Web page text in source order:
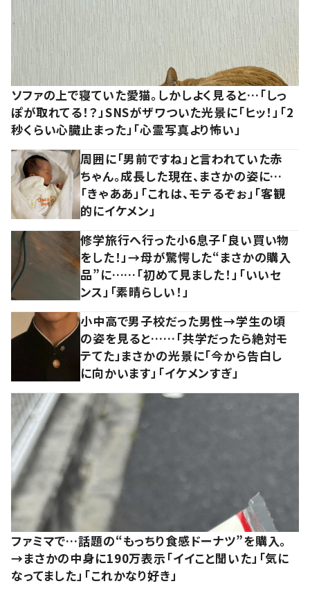
ソファの上で寝ていた愛猫。しかしよく見ると…「しっ
ぽが取れてる！？」SNSがザワついた光景に「ヒッ！」「2
秒くらい心臓止まった」「心霊写真より怖い」
周囲に「男前ですね」と言われていた赤
ちゃん。成長した現在、まさかの姿に…
「きゃああ」「これは、モテるぞぉ」「客観
的にイケメン」
修学旅行へ行った小6息子「良い買い物
をした！」→母が驚愕した“まさかの購入
品”に……「初めて見ました！」「いいセ
ンス」「素晴らしい！」
小中高で男子校だった男性→学生の頃
の姿を見ると……「共学だったら絶対モ
テてた」まさかの光景に「今から告白し
に向かいます」「イケメンすぎ」
ファミマで…話題の“もっちり食感ドーナツ”を購入。
→まさかの中身に190万表示「イイこと聞いた」「気に
なってました」「これかなり好き」